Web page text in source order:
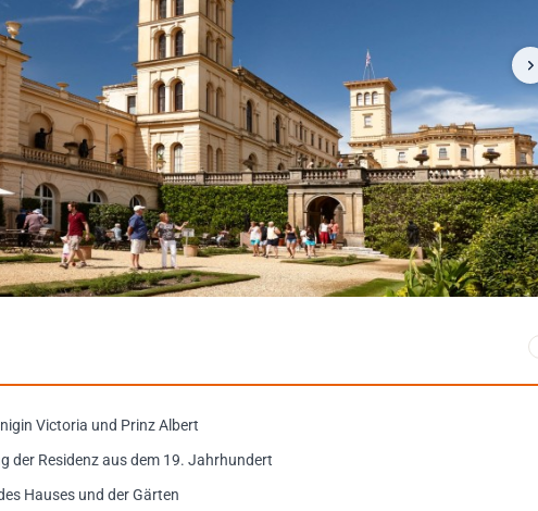
Victoria und Prinz Albert
der Residenz aus dem 19. Jahrhundert
Hauses und der Gärten